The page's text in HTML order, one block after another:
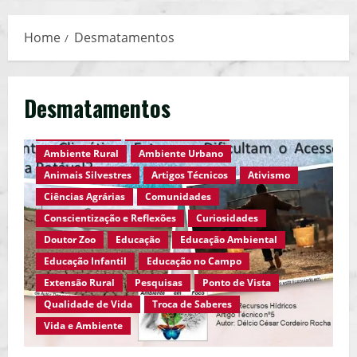
Home Desmatamentos
Desmatamentos
Ambiente Rural
Ambiente Urbano
Animais Silvestres
Artigos Técnicos
Ativismo
Ciências Agrárias
Comunidades
Conscientização e Reflexões
Curiosidades
Doutor Zoo
Educação
Educação Ambiental
Educação Infantil
Educação no Campo
Extensão Rural
Pesquisas
Ponto de Vista
Qualidade de Vida
Troca de Saberes
Vida e Ambiente